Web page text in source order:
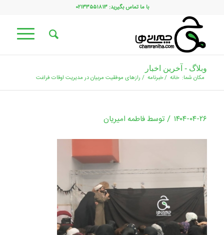
با ما تماس بگیرید: ۰۲۱۳۳۵۵۱۸۱۳
وبلاگ - آخرین اخبار
مکان شما: خانه /خبرنامه / رازهای موفقیت مربیان در مدیریت اوقات فراغت
۱۴۰۴-۰۴-۲۶ / توسطفاطمه امیریان